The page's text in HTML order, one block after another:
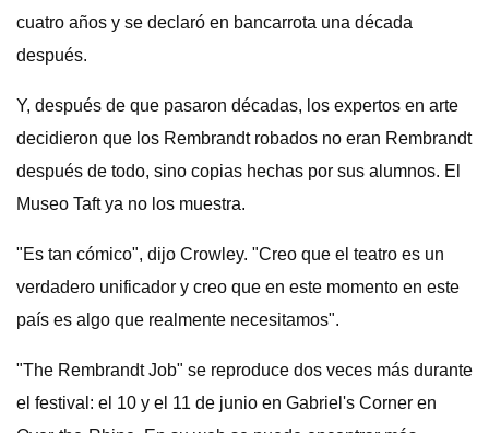
cuatro años y se declaró en bancarrota una década
después.
Y, después de que pasaron décadas, los expertos en arte
decidieron que los Rembrandt robados no eran Rembrandt
después de todo, sino copias hechas por sus alumnos. El
Museo Taft ya no los muestra.
"Es tan cómico", dijo Crowley. "Creo que el teatro es un
verdadero unificador y creo que en este momento en este
país es algo que realmente necesitamos".
"The Rembrandt Job" se reproduce dos veces más durante
el festival: el 10 y el 11 de junio en Gabriel's Corner en